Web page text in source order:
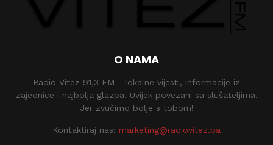
O NAMA
Radio Vitez 91,3 FM - lokalne vijesti, informacije iz
zajednice i najbolja glazba. Uvijek povezani sa slušateljima.
Jer zvučimo bolje s tobom!
Kontaktiraj nas: marketing@radiovitez.ba